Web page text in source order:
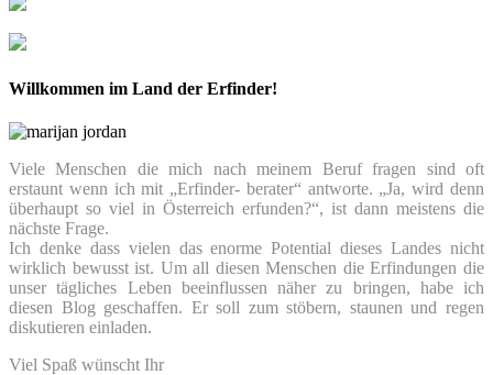
Willkommen im Land der Erfinder!
Viele Menschen die mich nach meinem Beruf fragen sind oft
erstaunt wenn ich mit „Erfinder- berater“ antworte. „Ja, wird denn
überhaupt so viel in Österreich erfunden?“, ist dann meistens die
nächste Frage.
Ich denke dass vielen das enorme Potential dieses Landes nicht
wirklich bewusst ist. Um all diesen Menschen die Erfindungen die
unser tägliches Leben beeinflussen näher zu bringen, habe ich
diesen Blog geschaffen. Er soll zum stöbern, staunen und regen
diskutieren einladen.
Viel Spaß wünscht Ihr